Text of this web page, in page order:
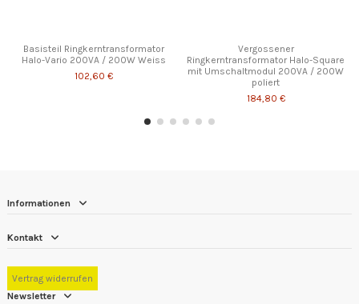
Basisteil Ringkerntransformator
Halo-Vario 200VA / 200W Weiss
102,60 €
Vergossener
Ringkerntransformator Halo-Square
mit Umschaltmodul 200VA / 200W
poliert
184,80 €
Informationen
Kontakt
Vertrag widerrufen
Newsletter